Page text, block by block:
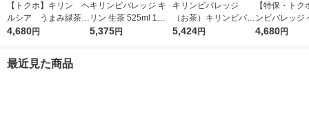
【トクホ】キリン ヘ
ルシア うまみ緑茶
５００ｍｌＰＥＴ 1箱
4,680円
キリンビバレッジ キ
リン 生茶 525ml 1セ
ット（48本） お茶 緑
5,375円
キリンビバレッジ
（お茶）キリンビバレ
ッジ 生茶 ラベルレス
5,424円
【特保・トク
ンビバレッジ
ア 緑茶
4,680円
最近見た商品